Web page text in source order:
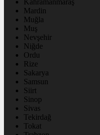
Kahramanmaraş
Mardin
Muğla
Muş
Nevşehir
Niğde
Ordu
Rize
Sakarya
Samsun
Siirt
Sinop
Sivas
Tekirdağ
Tokat